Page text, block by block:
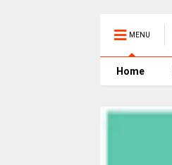
MENU
Home